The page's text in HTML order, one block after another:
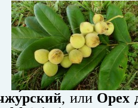
, или Орех